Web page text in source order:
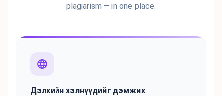
plagiarism — in one place.
Дэлхийн хэлнүүдийг дэмжих